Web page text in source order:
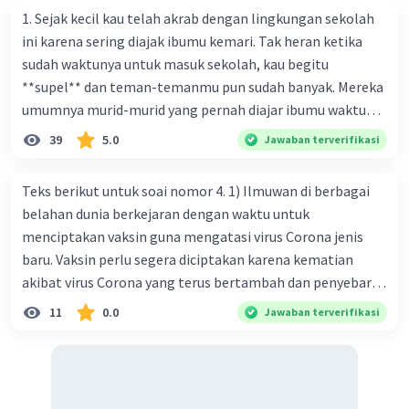
1. Sejak kecil kau telah akrab dengan lingkungan sekolah
ini karena sering diajak ibumu kemari. Tak heran ketika
sudah waktunya untuk masuk sekolah, kau begitu
**supel** dan teman-temanmu pun sudah banyak. Mereka
umumnya murid-murid yang pernah diajar ibumu waktu
kelas satu. Sedangkan aku? Aku waktu itu baru saja pindah
ke kota kecil ini. Makna kata bercetak tebal dalam kutipan
baik
39 5.0 Jawaban terverifikasi
Teks berikut untuk soai nomor 4. 1) Ilmuwan di berbagai
belahan dunia berkejaran dengan waktu untuk
menciptakan vaksin guna mengatasi virus Corona jenis
baru. Vaksin perlu segera diciptakan karena kematian
akibat virus Corona yang terus bertambah dan penyebaran
virus yang kian meluas. 2) Pada Jum'at (7-2-2020), Komisi
Kesehatan Nasional Cina mencatat jumlah kematian
11 0.0 Jawaban terverifikasi